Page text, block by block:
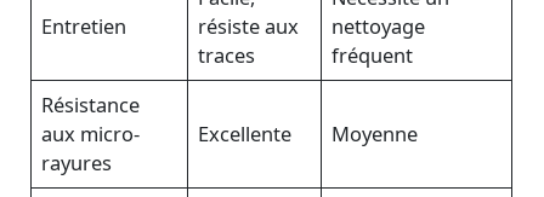
Entretien
résiste aux
traces
nettoyage
fréquent
Résistance
aux micro-
rayures
Excellente Moyenne